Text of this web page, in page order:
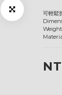
可輕鬆